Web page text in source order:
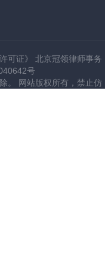
可证》 北京冠领律师事务
号
。 网站版权所有，禁止仿